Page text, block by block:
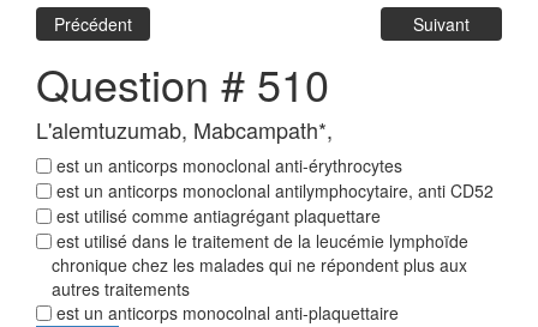
Précédent Suivant
Question # 510
L'alemtuzumab, Mabcampath*,
est un anticorps monoclonal anti-érythrocytes
est un anticorps monoclonal antilymphocytaire, anti CD52
est utilisé comme antiagrégant plaquettare
est utilisé dans le traitement de la leucémie lymphoïde
chronique chez les malades qui ne répondent plus aux
autres traitements
est un anticorps monocolnal anti-plaquettaire